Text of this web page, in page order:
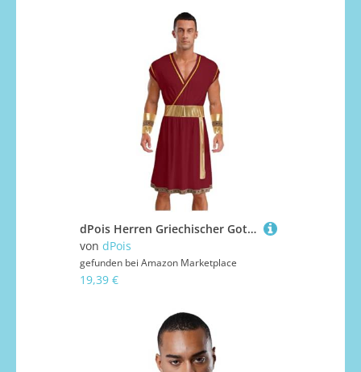
dPois Herren Griechischer Gott Kostüm Toga Robe Ärmellos mit Manschetten Römer Verkleidung Mottoparty Halloween Karneval Kostüm Burgundy M
von dPois
gefunden bei Amazon Marketplace
19,39 €